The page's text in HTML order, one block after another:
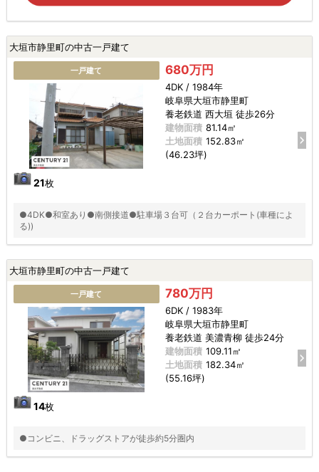
大垣市静里町の中古一戸建て
一戸建て
21枚
680万円
4DK / 1984年
岐阜県大垣市静里町
養老鉄道 西大垣 徒歩26分
建物面積 81.14㎡
土地面積 152.83㎡
(46.23坪)
●4DK●和室あり●南側接道●駐車場３台可（２台カーポート(車種によ
る))
大垣市静里町の中古一戸建て
一戸建て
14枚
780万円
6DK / 1983年
岐阜県大垣市静里町
養老鉄道 美濃青柳 徒歩24分
建物面積 109.11㎡
土地面積 182.34㎡
(55.16坪)
●コンビニ、ドラッグストアが徒歩約5分圏内